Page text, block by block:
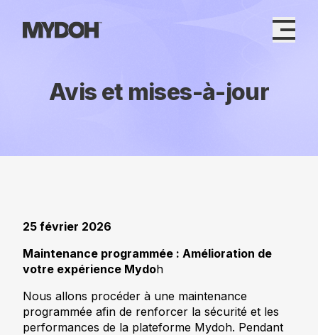
content
Avis et mises-à-jour
25 février 2026
Maintenance programmée : Amélioration de
votre expérience Mydoh
Nous allons procéder à une maintenance
programmée afin de renforcer la sécurité et les
performances de la plateforme Mydoh. Pendant